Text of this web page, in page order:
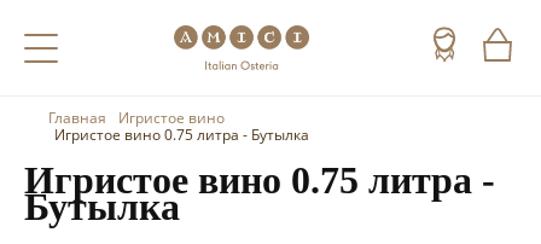
Назад
Холодные напитки
Назад
Вино
Назад
Виски
Главная
Игристое вино
Игристое вино 0.75 литра - Бутылка
Игристое вино 0.75 литра -
Бутылка